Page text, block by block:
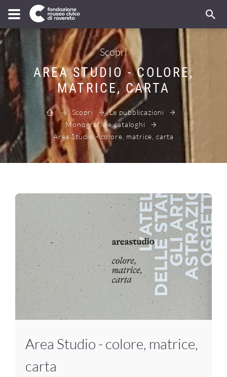
Scopri
AREA STUDIO - COLORE,
MATRICE, CARTA
Scopri
Le pubblicazioni
Monografie e cataloghi
Area Studio - colore, matrice, carta
Area Studio - colore, matrice,
carta